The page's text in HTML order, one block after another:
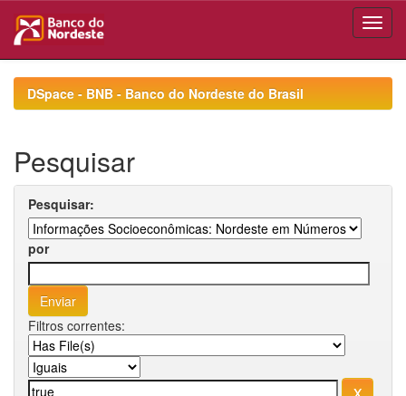
navigationDSpace - BNB - Banco do Nordeste do Brasil
Pesquisar
Pesquisar:
por
Filtros correntes: